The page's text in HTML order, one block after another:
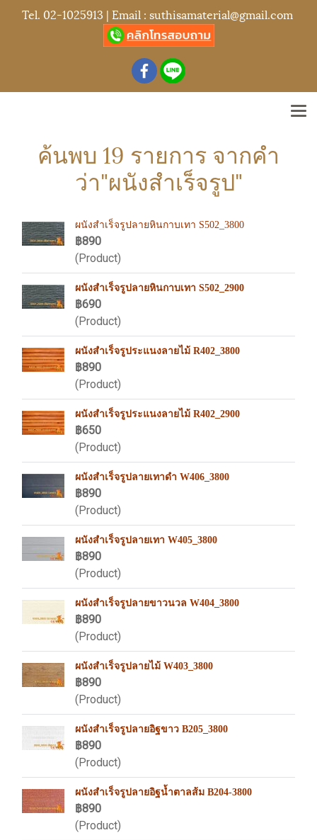
Tel. 02-1025913 | Email : suthisamaterial@gmail.com
ค้นพบ 19 รายการ จากคำ
ว่า"ผนังสำเร็จรูป"
ผนังสำเร็จรูปลายหินกาบเทา S502_3800
฿890
(Product)
ผนังสำเร็จรูปลายหินกาบเทา S502_2900
฿690
(Product)
ผนังสำเร็จรูประแนงลายไม้ R402_3800
฿890
(Product)
ผนังสำเร็จรูประแนงลายไม้ R402_2900
฿650
(Product)
ผนังสำเร็จรูปลายเทาดำ W406_3800
฿890
(Product)
ผนังสำเร็จรูปลายเทา W405_3800
฿890
(Product)
ผนังสำเร็จรูปลายขาวนวล W404_3800
฿890
(Product)
ผนังสำเร็จรูปลายไม้ W403_3800
฿890
(Product)
ผนังสำเร็จรูปลายอิฐขาว B205_3800
฿890
(Product)
ผนังสำเร็จรูปลายอิฐน้ำตาลส้ม B204-3800
฿890
(Product)